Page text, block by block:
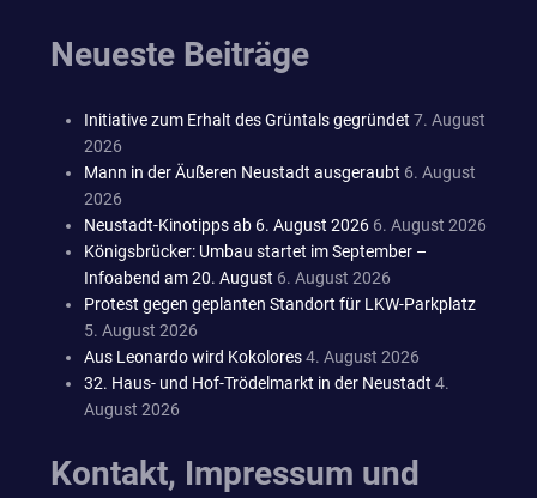
Neueste Beiträge
Initiative zum Erhalt des Grüntals gegründet 7. August
2026
Mann in der Äußeren Neustadt ausgeraubt 6. August
2026
Neustadt-Kinotipps ab 6. August 2026 6. August 2026
Königsbrücker: Umbau startet im September –
Infoabend am 20. August 6. August 2026
Protest gegen geplanten Standort für LKW-Parkplatz
5. August 2026
Aus Leonardo wird Kokolores4. August 2026
32. Haus- und Hof-Trödelmarkt in der Neustadt 4.
August 2026
Kontakt, Impressum und